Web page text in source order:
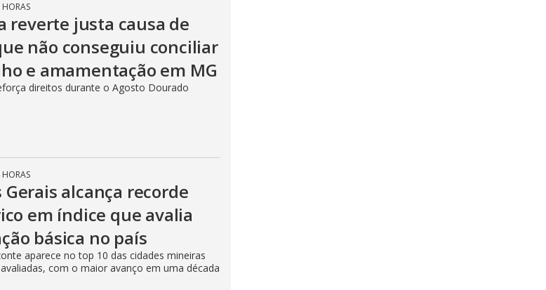
reverte justa causa de
não conseguiu conciliar
e amamentação em MG
direitos durante o Agosto Dourado
Gerais alcança recorde
em índice que avalia
básica no país
aparece no top 10 das cidades mineiras
com o maior avanço em uma década